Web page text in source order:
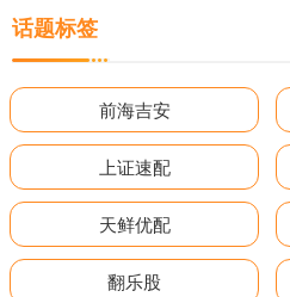
话题标签
前海吉安
上证速配
天鲜优配
翻乐股